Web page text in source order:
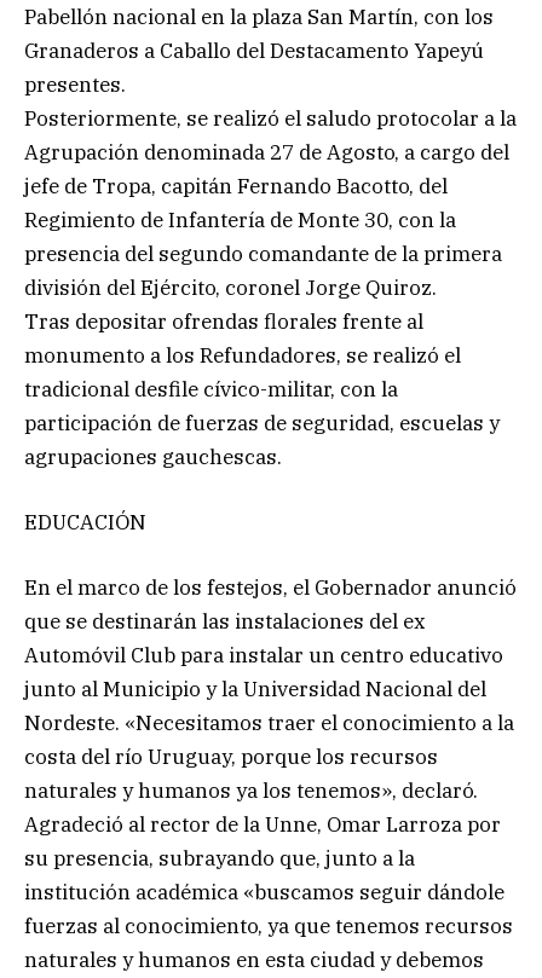
Pabellón nacional en la plaza San Martín, con los
Granaderos a Caballo del Destacamento Yapeyú
presentes.
Posteriormente, se realizó el saludo protocolar a la
Agrupación denominada 27 de Agosto, a cargo del
jefe de Tropa, capitán Fernando Bacotto, del
Regimiento de Infantería de Monte 30, con la
presencia del segundo comandante de la primera
división del Ejército, coronel Jorge Quiroz.
Tras depositar ofrendas florales frente al
monumento a los Refundadores, se realizó el
tradicional desfile cívico-militar, con la
participación de fuerzas de seguridad, escuelas y
agrupaciones gauchescas.
EDUCACIÓN
En el marco de los festejos, el Gobernador anunció
que se destinarán las instalaciones del ex
Automóvil Club para instalar un centro educativo
junto al Municipio y la Universidad Nacional del
Nordeste. «Necesitamos traer el conocimiento a la
costa del río Uruguay, porque los recursos
naturales y humanos ya los tenemos», declaró.
Agradeció al rector de la Unne, Omar Larroza por
su presencia, subrayando que, junto a la
institución académica «buscamos seguir dándole
fuerzas al conocimiento, ya que tenemos recursos
naturales y humanos en esta ciudad y debemos